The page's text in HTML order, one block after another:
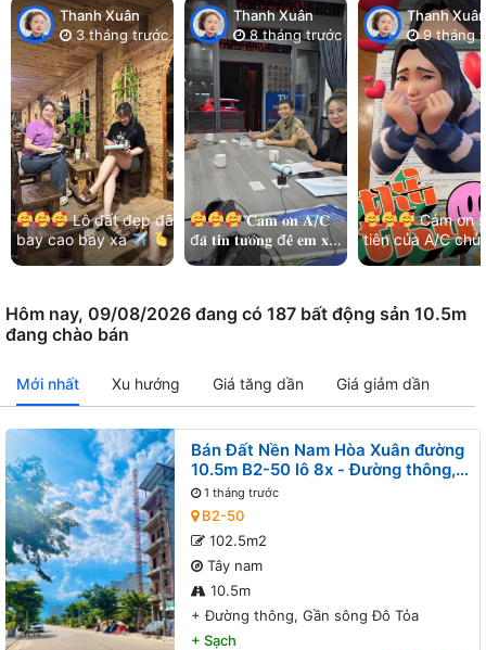
Thanh Xuân
3 tháng trước
Lô đất đẹp đã
bay cao bay xa
Cảm ơn chị chủ đất
Thanh Xuân
8 tháng trước
𝐂𝐚̉𝐦 𝐨̛𝐧 𝐀/𝐂
đ𝐚̃ 𝐭𝐢𝐧 𝐭𝐮̛𝐨̛̉𝐧𝐠 đ𝐞̂̉ 𝐞𝐦 𝐱𝐮̛̉
𝐥𝐲́ 𝐡𝐞̂́𝐭 𝐦𝐨̣𝐢 𝐯𝐢𝐞̣̂𝐜!
Thanh Xuân
9 tháng
Cảm ơn
tiên của A/C chủ
và kết nối nhẹ
Hôm nay, 09/08/2026 đang có 187 bất động sản 10.5m
đang chào bán
Mới nhất Xu hướng Giá tăng dần Giá giảm dần
Bán Đất Nền Nam Hòa Xuân đường
10.5m B2-50 lô 8x - Đường thông,
Gần sông Đô Tỏa
1 tháng trước
B2-50
102.5m2
Tây nam
10.5m
+Đường thông, Gần sông Đô Tỏa
+ Sạch